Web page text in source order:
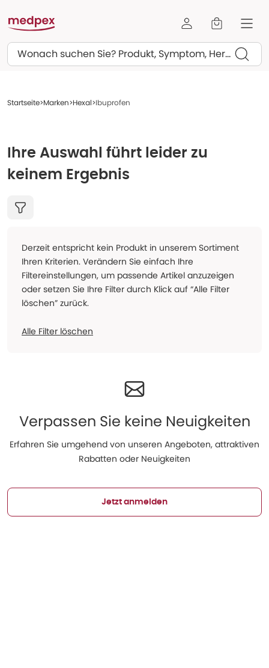
Suchen
Startseite Marken Hexal Ibuprofen
Ihre Auswahl führt leider zu
keinem Ergebnis
Derzeit entspricht kein Produkt in unserem Sortiment
Ihren Kriterien. Verändern Sie einfach Ihre
Filtereinstellungen, um passende Artikel anzuzeigen
oder setzen Sie Ihre Filter durch Klick auf “Alle Filter
löschen” zurück.
Alle Filter löschen
Verpassen Sie keine Neuigkeiten
Erfahren Sie umgehend von unseren Angeboten, attraktiven
Rabatten oder Neuigkeiten
Jetzt anmelden